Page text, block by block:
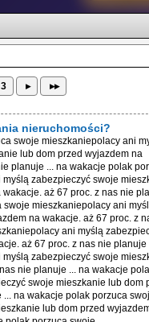
3 ▸ ▸▸
nieruchomości?
swoje mieszkaniepolacy ani
lub dom przed wyjazdem na
planuje ... na wakacje polak
zabezpieczyć swoje
aż 67 proc. z nas nie
swoje mieszkaniepolacy ani
na wakacje. aż 67 proc. z
ani myślą
aż 67 proc. z nas nie planuje
zabezpieczyć swoje
nie planuje ... na wakacje
swoje mieszkanie lub dom
na wakacje polak porzuca
lub dom przed